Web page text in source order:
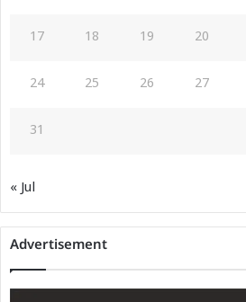
17 18 19 20
24 25 26 27
31
« Jul
Advertisement